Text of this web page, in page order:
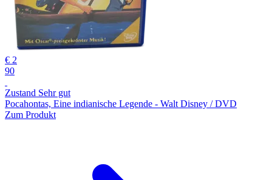
€ 2
90
Zustand Sehr gut
Pocahontas, Eine indianische Legende - Walt Disney / DVD
Zum Produkt